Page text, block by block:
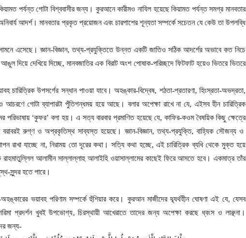
পর্যন্ত গোটা বিশ্ববাসীর জন্য। কুরআনে কারীমও নাযিল হয়েছে কিয়ামত পর্যন্ত সমগ্র মানবতার
আদর্শ। মানবতার প্রকৃত প্রয়োজন এবং চারপাশের শূন্যতা সম্পর্কে সচেতন যে কেউ তা উপলব্ধি
এসেছে। জ্ঞান-বিজ্ঞান,তথ্য-প্রযুক্তিতে উন্নত একটি জাতিও সঠিক আদর্শের অভাবে কত নিচে
দিয়ে দেখিয়ে দিচ্ছে, মানবজাতির এক বিরাট অংশ পোষাক-পরিচ্ছদে ফিটফাট হয়েও ভিতরে ভিতরে
চারিত্রিক উপসর্গের সন্ধান পাওয়া যাবে। অহঙ্কার-বিদ্বেষ, শঠতা-প্রতারণা, হিংস্রতা-অভদ্রতা,
আচরণে গোটা ব্যাপারটা পুঁতিগন্ধময় হয়ে আছে। বলার অপেক্ষা রাখে না যে, এইসব হীন চারিত্রিক
পরিভাষায় ‘কুফর’ বলা হয়। এ সত্য বারবার প্রমাণিত হয়েছে যে,কাফির-কওম বৈষয়িক কিছু ক্ষেত্রে
বরাবরই রুগ্ণ ও অপ্রকৃতিস্থ সাব্যস্ত হয়েছে। জ্ঞান-বিজ্ঞান,তথ্য-প্রযুক্তি, বাহ্যিক সৌজন্য ও
রাখা যাচ্ছে না,নিরাময় তো দূরের কথা। সত্যি কথা হচ্ছে, এই চারিত্রিক ব্যধি থেকে মুক্ত হয়ে
আলামীন সাল্লাল্লাহু আলাইহি ওয়াসাল্লামের কাছেই ফিরে আসতে হবে। একমাত্র তাঁর
সুন্দর হতে পারে।
ভয়াবহ পরিণাম সম্পর্কে হুঁশিয়ার করে। কুরআন মাজীদের দ্ব্যর্থহীন ঘোষণা এই যে, যেসব
প্রদর্শন খুবই উপভোগ্য,চিরস্থায়ী আখেরাতে তাদের জন্য অপেক্ষা করছে ধ্বংস ও লাঞ্ছনা।
জন্য-